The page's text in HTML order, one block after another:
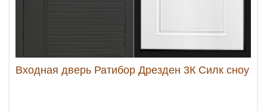
Входная дверь Ратибор Дрезден 3К Силк сноу